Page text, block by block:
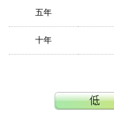
五年
十年